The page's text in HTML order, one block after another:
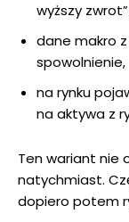
wyższy
dane makro
spowolnienie,
na rynku
na aktywa z
Ten wariant nie
natychmiast.
dopiero potem